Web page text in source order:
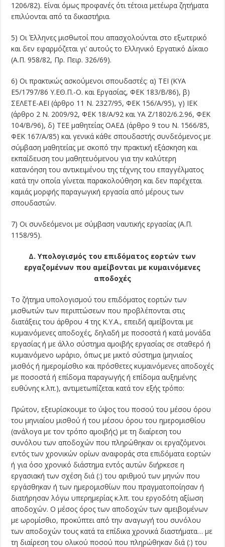
1206/82). Είναι όμως προφανές ότι τέτοια μετέωρα ζητήματα
επιλύονται από τα δικαστήρια.
5) Οι Έλληνες μισθωτοί που απασχολούνται στο εξωτερικό
και δεν εφαρμόζεται γι’ αυτούς το Ελληνικό Εργατικό Δίκαιο
(Α.Π. 958/82, Πρ. Πειρ. 326/69).
6) Οι πρακτικώς ασκούμενοι σπουδαστές: α) ΤΕΙ (ΚΥΑ
Ε5/1797/86 Υ.ΕΘ.Π.-Ο. και Εργασίας, ΦΕΚ 183/Β/86), β)
ΣΕΛΕΤΕ-ΑΕΙ (άρθρο 11 Ν. 2327/95, ΦΕΚ 156/Α/95), γ) ΙΕΚ
(άρθρο 2 Ν. 2009/92, ΦΕΚ 18/Α/92 και ΥΑ Ζ/1802/6.2.96, ΦΕΚ
104/Β/96), δ) ΤΕΕ μαθητείας ΟΑΕΔ (άρθρο 9 του Ν. 1566/85,
ΦΕΚ 167/Α/85) και γενικά κάθε σπουδαστής συνδεόμενος με
σύμβαση μαθητείας με σκοπό την πρακτική εξάσκηση και
εκπαίδευση του μαθητευόμενου για την καλύτερη
κατανόηση του αντικειμένου της τέχνης του επαγγέλματος
κατά την οποία γίνεται παρακολούθηση και δεν παρέχεται
καμιάς μορφής παραγωγική εργασία από μέρους των
σπουδαστών.
7) Οι συνδεόμενοι με σύμβαση ναυτικής εργασίας (Α.Π.
1158/95).
Δ. Υπολογισμός του επιδόματος εορτών των
εργαζομένων που αμείβονται με κυμαινόμενες
αποδοχές
Το ζήτημα υπολογισμού του επιδόματος εορτών των
μισθωτών των περιπτώσεων που προβλέπονται στις
διατάξεις του άρθρου 4 της Κ.Υ.Α., επειδή αμείβονται με
κυμαινόμενες αποδοχές, δηλαδή με ποσοστά ή κατά μονάδα
εργασίας ή με άλλο σύστημα αμοιβής εργασίας σε σταθερό ή
κυμαινόμενο ωράριο, όπως με μικτό σύστημα (μηνιαίος
μισθός ή ημερομίσθιο και πρόσθετες κυμαινόμενες αποδοχές
με ποσοστά ή επίδομα παραγωγής ή επίδομα αυξημένης
ευθύνης κ.λπ.), αντιμετωπί­ζεται κατά τον εξής τρόπο:
Πρώτον, εξευρίσκουμε το ύψος του ποσού του μέσου όρου
του μηνιαίου μισθού ή του μέσου όρου του ημερομισθίου
(ανάλογα με τον τρόπο αμοιβής) με τη διαίρεση του
συνόλου των αποδοχών που πληρώθηκαν οι εργαζόμενοι
εντός των χρονικών ορίων αναφοράς στα επιδόματα εορτών
ή για όσο χρονικό διάστημα εντός αυτών διήρκεσε η
εργασιακή των σχέση διά (:) του αριθμού των μηνών που
εργάσθηκαν ή των ημερομισθίων που πραγματοποίησαν ή
διατήρησαν λόγω υπερημερίας κ.λπ. του εργοδότη αξίωση
αποδοχών. Ο μέσος όρος των αποδοχών των αμειβομένων
με ωρομίσθιο, προκύπτει από την αναγωγή του συνόλου
των αποδοχών τους κατά τα επίδικα χρονικά διαστήματα… με
τη διαίρεση του ολικού ποσού που πληρώθηκαν διά (:) του